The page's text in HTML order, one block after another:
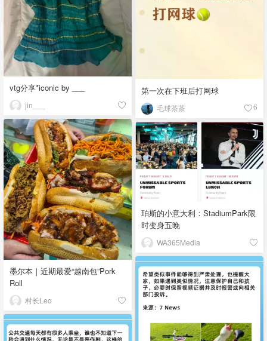
第一次在下班后打网球
毛球茶茶 6
vtg分享*iconic by ___
jin___
墨尔本｜近期最爱“越南包”Pork
Roll
村长Leo
珀斯的小意大利：StadiumPark限
时变身五晚
WA365Media